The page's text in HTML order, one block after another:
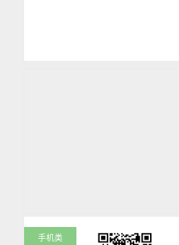
手机类